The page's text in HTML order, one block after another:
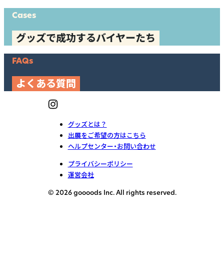
Cases
グッズで成功するバイヤーたち
FAQs
よくある質問
グッズとは？
出展をご希望の方はこちら
ヘルプセンター・お問い合わせ
プライバシーポリシー
運営会社
© 2026 goooods Inc. All rights reserved.